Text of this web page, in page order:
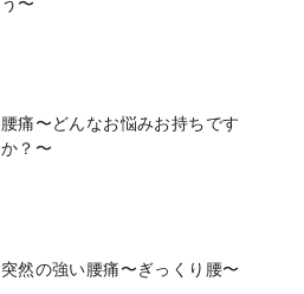
腰痛〜どんなお悩みお持ちです
か？〜
突然の強い腰痛〜ぎっくり腰〜